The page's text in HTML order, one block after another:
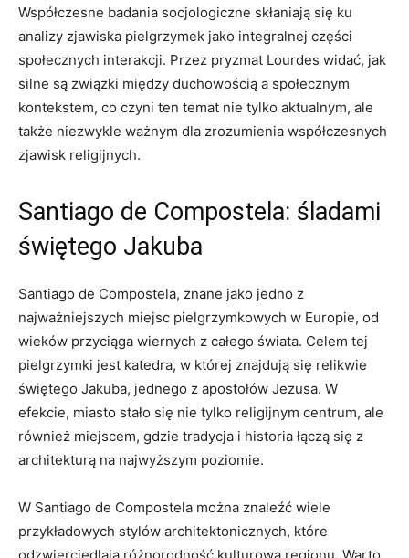
Współczesne badania socjologiczne skłaniają się ku
analizy zjawiska pielgrzymek jako integralnej części
społecznych interakcji. Przez pryzmat Lourdes widać, jak
silne są związki między duchowością a społecznym
kontekstem, co czyni ten temat nie tylko aktualnym, ale
także niezwykle ważnym dla zrozumienia współczesnych
zjawisk religijnych.
Santiago de Compostela: śladami
świętego Jakuba
Santiago de Compostela, znane jako jedno z
najważniejszych miejsc pielgrzymkowych w Europie, od
wieków przyciąga wiernych z całego świata. Celem tej
pielgrzymki jest katedra, w której znajdują się relikwie
świętego Jakuba, jednego z apostołów Jezusa. W
efekcie, miasto stało się nie tylko religijnym centrum, ale
również miejscem, gdzie tradycja i historia łączą się z
architekturą na najwyższym poziomie.
W Santiago de Compostela można znaleźć wiele
przykładowych stylów architektonicznych, które